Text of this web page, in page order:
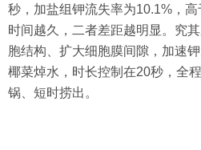
秒，加盐组钾流失率为10.1%，
时间越久，二者差距越明显。究
胞结构、扩大细胞膜间隙，加速
椰菜焯水，时长控制在20秒，全
锅、短时捞出。